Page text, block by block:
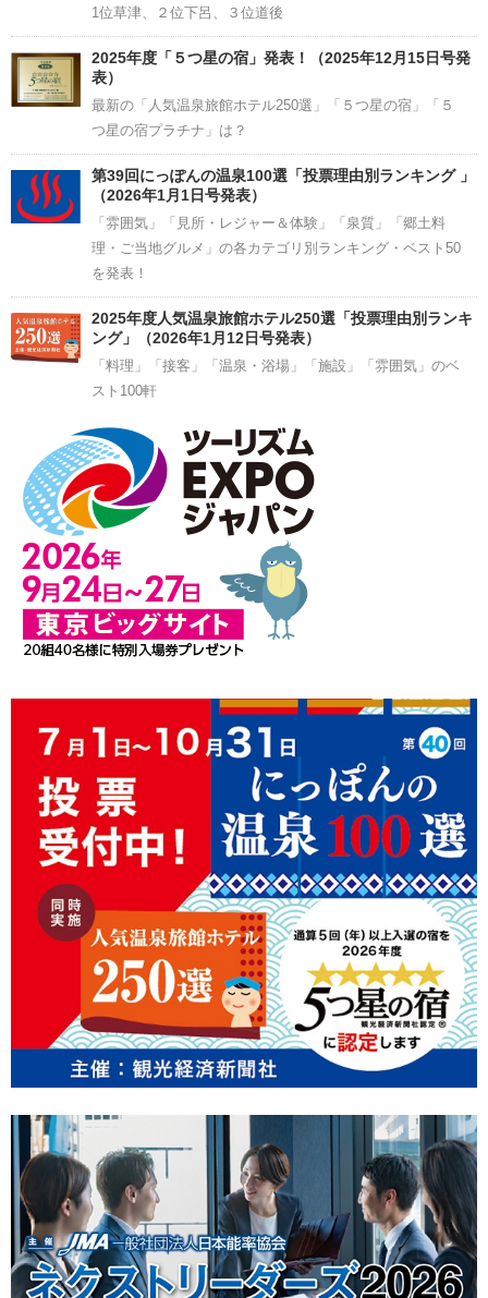
1位草津、２位下呂、３位道後
2025年度「５つ星の宿」発表！（2025年12月15日号発
表）
最新の「人気温泉旅館ホテル250選」「５つ星の宿」「５
つ星の宿プラチナ」は？
第39回にっぽんの温泉100選「投票理由別ランキング 」
（2026年1月1日号発表）
「雰囲気」「見所・レジャー＆体験」「泉質」「郷土料
理・ご当地グルメ」の各カテゴリ別ランキング・ベスト50
を発表！
2025年度人気温泉旅館ホテル250選「投票理由別ランキ
ング」（2026年1月12日号発表）
「料理」「接客」「温泉・浴場」「施設」「雰囲気」のベ
スト100軒